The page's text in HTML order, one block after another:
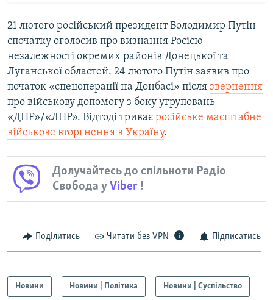
21 лютого російський президент Володимир Путін
спочатку оголосив про визнання Росією
незалежності окремих районів Донецької та
Луганської областей. 24 лютого Путін заявив про
початок «спецоперації на Донбасі» після звернення
про військову допомогу з боку угруповань
«ДНР»/«ЛНР». Відтоді триває російське масштабне
військове вторгнення в Україну.
Долучайтесь до спільноти Радіо
Свобода уViber !
Поділитись Читати без VPN Підписатись
Новини Новини | Політика Новини | Суспільство